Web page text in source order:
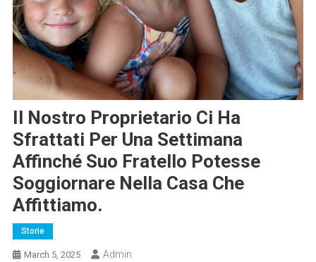
Il Nostro Proprietario Ci Ha
Sfrattati Per Una Settimana
Affinché Suo Fratello Potesse
Soggiornare Nella Casa Che
Affittiamo.
Storie
March 5, 2025 Admin